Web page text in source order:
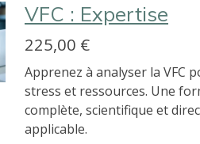
VFC : Expertise
225,00 €
Apprenez à analyser la VFC
stress et ressources. Une
complète, scientifique et
applicable.